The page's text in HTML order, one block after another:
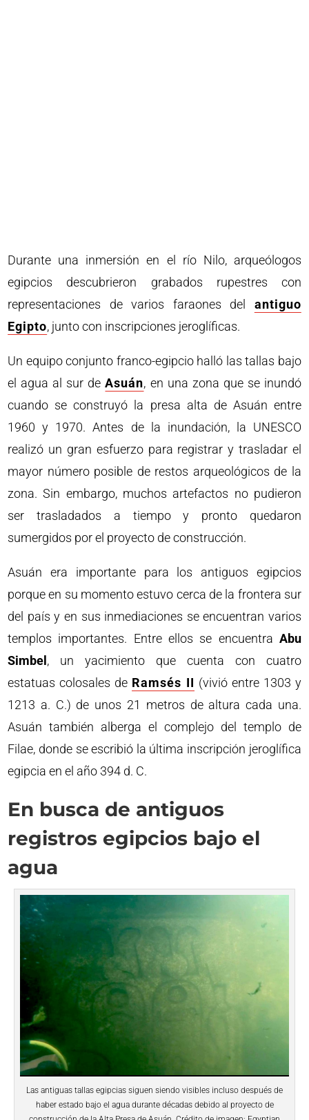
Durante una inmersión en el río Nilo, arqueólogos
egipcios descubrieron grabados rupestres con
representaciones de varios faraones del antiguo
Egipto, junto con inscripciones jeroglíficas.
Un equipo conjunto franco-egipcio halló las tallas bajo
el agua al sur deAsuán, en una zona que se inundó
cuando se construyó la presa alta de Asuán entre
1960 y 1970. Antes de la inundación, la UNESCO
realizó un gran esfuerzo para registrar y trasladar el
mayor número posible de restos arqueológicos de la
zona. Sin embargo, muchos artefactos no pudieron
ser trasladados a tiempo y pronto quedaron
sumergidos por el proyecto de construcción.
Asuán era importante para los antiguos egipcios
porque en su momento estuvo cerca de la frontera sur
del país y en sus inmediaciones se encuentran varios
templos importantes. Entre ellos se encuentra Abu
Simbel , un yacimiento que cuenta con cuatro
estatuas colosales de Ramsés II (vivió entre 1303 y
1213 a. C.) de unos 21 metros de altura cada una.
Asuán también alberga el complejo del templo de
Filae, donde se escribió la última inscripción jeroglífica
egipcia en el año 394 d. C.
En busca de antiguos
registros egipcios bajo el
agua
Las antiguas tallas egipcias siguen siendo visibles incluso después de
haber estado bajo el agua durante décadas debido al proyecto de